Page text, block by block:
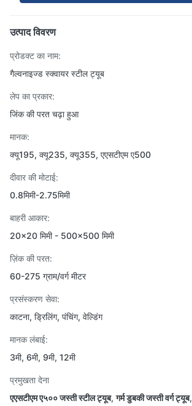
उत्पाद विवरण
प्रोडक्ट का नाम:
गैल्वनाइज्ड स्क्वायर स्टील ट्यूब
लेप का प्रकार:
जिंक की परत चढ़ा हुआ
मानक:
क्यू195, क्यू235, क्यू355, एएसटीएम ए500
दीवार की मोटाई:
0.8मिमी-2.75मिमी
बाहरी आकार:
20×20 मिमी - 500×500 मिमी
ज़िंक की परत:
60-275 ग्राम/वर्ग मीटर
प्रसंस्करण सेवा:
काटना, ड्रिलिंग, पंचिंग, वेल्डिंग
मानक लंबाई:
3मी, 6मी, 9मी, 12मी
प्रमुखता देना
एएसटीएम ए५०० जस्ती स्टील ट्यूब,गर्म डुबकी जस्ती वर्ग ट्यूब,